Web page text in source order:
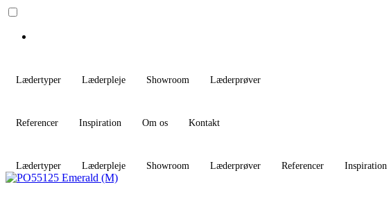
Lædertyper Læderpleje Showroom Læderprøver
Referencer Inspiration Om os Kontakt
Lædertyper Læderpleje Showroom Læderprøver Referencer Inspiration